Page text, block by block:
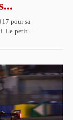
pour sa
Le petit…